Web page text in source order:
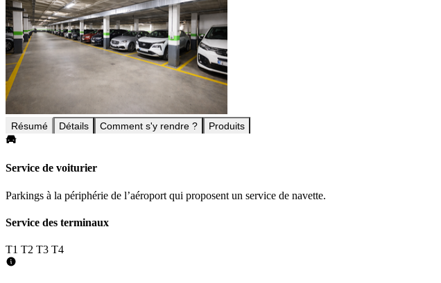
Résumé Détails Comment s'y rendre ? Produits
Service de voiturier
Parkings à la périphérie de l’aéroport qui proposent un service de navette.
Service des terminaux
T1 T2 T3 T4